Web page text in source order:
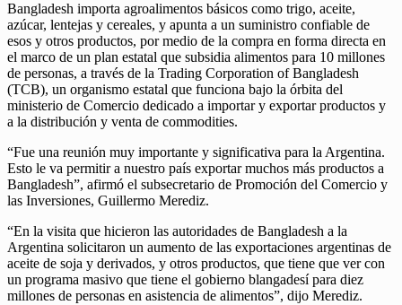
Bangladesh importa agroalimentos básicos como trigo, aceite,
azúcar, lentejas y cereales, y apunta a un suministro confiable de
esos y otros productos, por medio de la compra en forma directa en
el marco de un plan estatal que subsidia alimentos para 10 millones
de personas, a través de la Trading Corporation of Bangladesh
(TCB), un organismo estatal que funciona bajo la órbita del
ministerio de Comercio dedicado a importar y exportar productos y
a la distribución y venta de commodities.
“Fue una reunión muy importante y significativa para la Argentina.
Esto le va permitir a nuestro país exportar muchos más productos a
Bangladesh”, afirmó el subsecretario de Promoción del Comercio y
las Inversiones, Guillermo Merediz.
“En la visita que hicieron las autoridades de Bangladesh a la
Argentina solicitaron un aumento de las exportaciones argentinas de
aceite de soja y derivados, y otros productos, que tiene que ver con
un programa masivo que tiene el gobierno blangadesí para diez
millones de personas en asistencia de alimentos”, dijo Merediz.